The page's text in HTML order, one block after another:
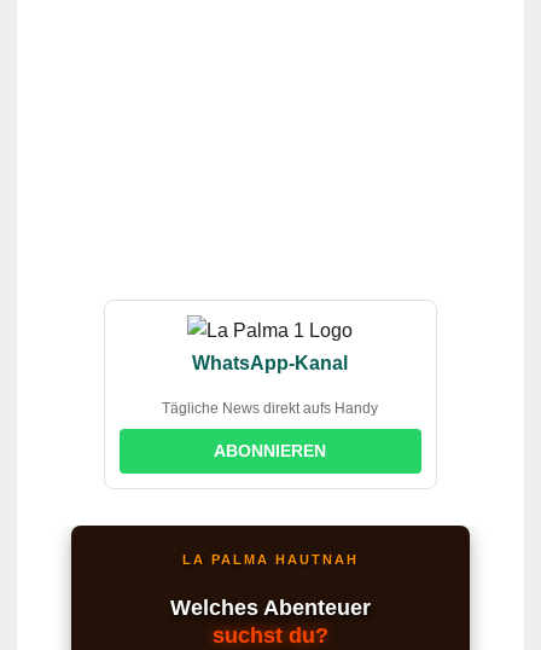
WhatsApp-Kanal
Tägliche News direkt aufs Handy
ABONNIEREN
LA PALMA HAUTNAH
Welches Abenteuer
suchst du?